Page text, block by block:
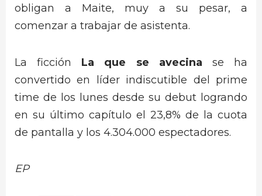
obligan a Maite, muy a su pesar, a
comenzar a trabajar de asistenta.
La ficción La que se avecina se ha
convertido en líder indiscutible del prime
time de los lunes desde su debut logrando
en su último capítulo el 23,8% de la cuota
de pantalla y los 4.304.000 espectadores.
EP